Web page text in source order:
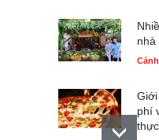
nhà
phí